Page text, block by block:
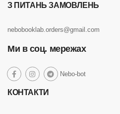
З ПИТАНЬ ЗАМОВЛЕНЬ
nebobooklab.orders@gmail.com
Ми в соц. мережах
social
link
social
link
socialNebo-botsocial
КОНТАКТИ